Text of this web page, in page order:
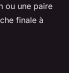
ou une paire
finale à